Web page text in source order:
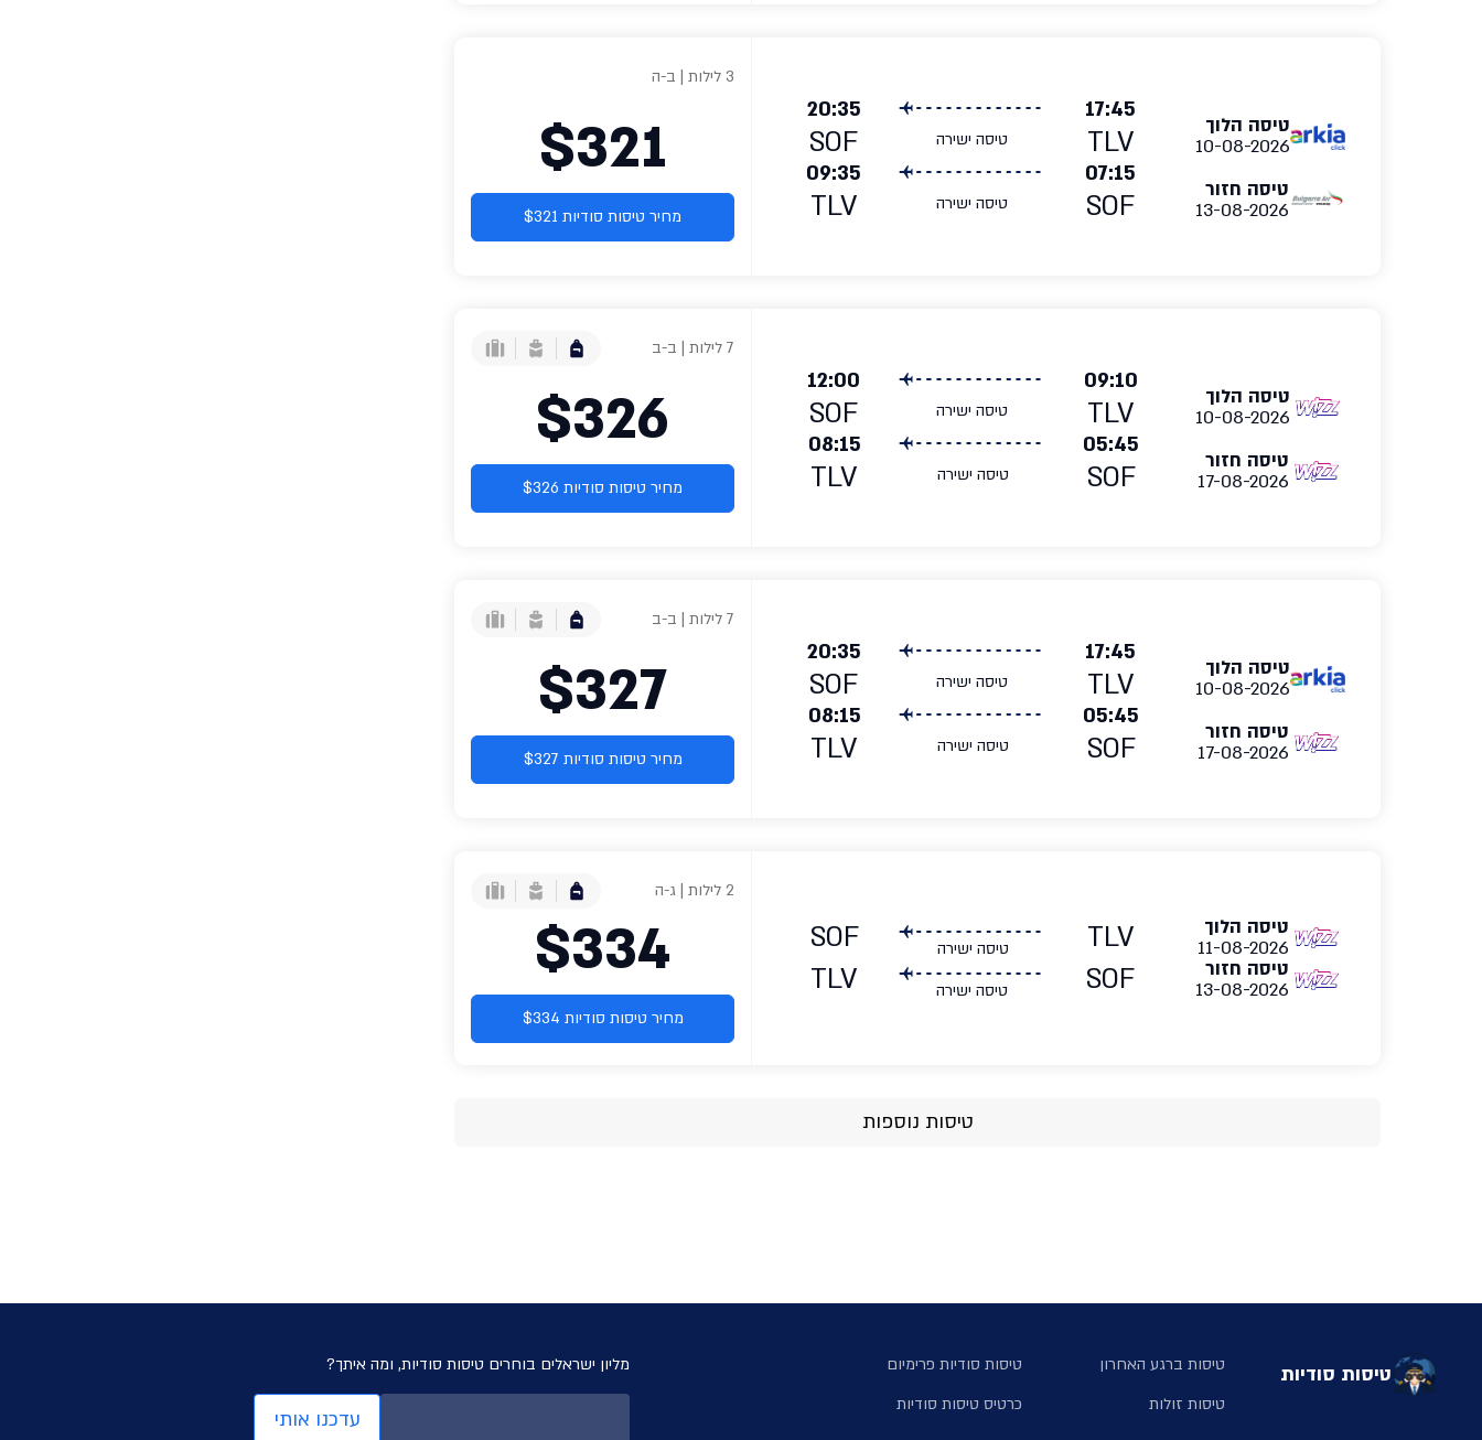
טיסה הלוך
10-08-2026
17:45
TLV טיסה ישירה
20:35
SOF
טיסה חזור
13-08-2026
07:15
SOF טיסה ישירה
09:35
TLV
$321
3 לילות | ב-ה
מחיר טיסות סודיות $321
טיסה הלוך
10-08-2026
09:10
TLV טיסה ישירה
12:00
SOF
טיסה חזור
17-08-2026
05:45
SOF טיסה ישירה
08:15
TLV
$326
7 לילות | ב-ב
מחיר טיסות סודיות $326
טיסה הלוך
10-08-2026
17:45
TLV טיסה ישירה
20:35
SOF
טיסה חזור
17-08-2026
05:45
SOF טיסה ישירה
08:15
TLV
$327
7 לילות | ב-ב
מחיר טיסות סודיות $327
טיסה הלוך
11-08-2026
TLV טיסה ישירה SOF
טיסה חזור
13-08-2026
SOF טיסה ישירה TLV
$334
2 לילות | ג-ה
מחיר טיסות סודיות $334
טיסות נוספות
טיסות סודיות
טיסות ברגע האחרון
טיסות זולות
טיסות סודיות פרימיום
כרטיס טיסות סודיות
מליון ישראלים בוחרים טיסות סודיות, ומה איתך?
עדכנו אותי